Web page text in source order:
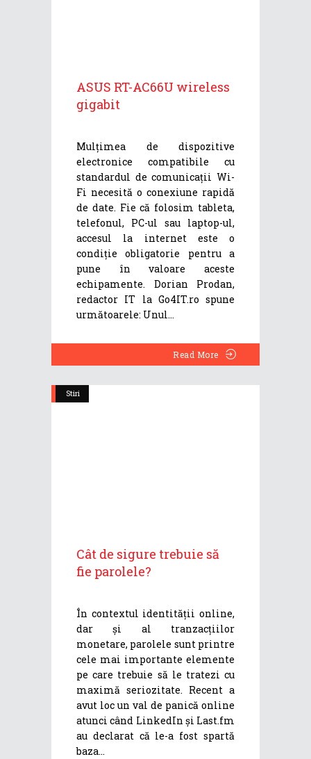
ASUS RT-AC66U wireless
gigabit
Mulțimea de dispozitive
electronice compatibile cu
standardul de comunicații Wi-
Fi necesită o conexiune rapidă
de date. Fie că folosim tableta,
telefonul, PC-ul sau laptop-ul,
accesul la internet este o
condiție obligatorie pentru a
pune în valoare aceste
echipamente. Dorian Prodan,
redactor IT la Go4IT.ro spune
următoarele: Unul
Read More
Stiri
Cât de sigure trebuie să
fie parolele?
În contextul identității online,
dar și al tranzacțiilor
monetare, parolele sunt printre
cele mai importante elemente
pe care trebuie să le tratezi cu
maximă seriozitate. Recent a
avut loc un val de panică online
atunci când LinkedIn și Last.fm
au declarat că le-a fost spartă
baza